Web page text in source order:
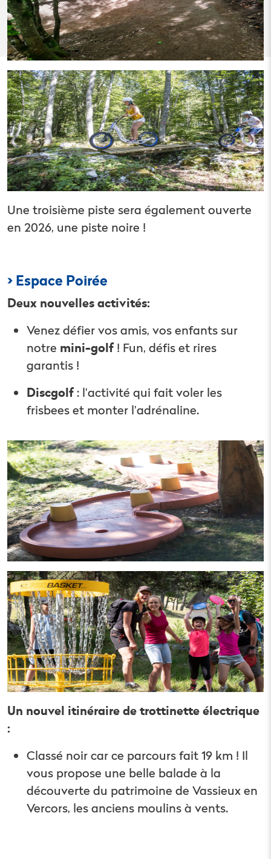
Une troisième piste sera également ouverte
en 2026, une piste noire !
> Espace Poirée
Deux nouvelles activités:
Venez défier vos amis, vos enfants sur
notre mini-golf! Fun, défis et rires
garantis !
Discgolf: l’activité qui fait voler les
frisbees et monter l’adrénaline.
Un nouvel itinéraire de trottinette électrique
:
Classé noir car ce parcours fait 19 km ! Il
vous propose une belle balade à la
découverte du patrimoine de Vassieux en
Vercors, les anciens moulins à vents.